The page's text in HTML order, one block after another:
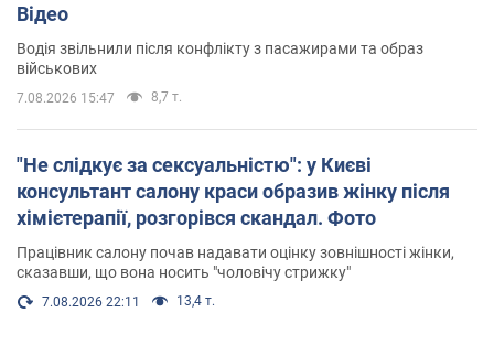
Відео
Водія звільнили після конфлікту з пасажирами та образ
військових
7.08.2026 15:47 8,7 т.
"Не слідкує за сексуальністю": у Києві
консультант салону краси образив жінку після
хімієтерапії, розгорівся скандал. Фото
Працівник салону почав надавати оцінку зовнішності жінки,
сказавши, що вона носить "чоловічу стрижку"
7.08.2026 22:11 13,4 т.